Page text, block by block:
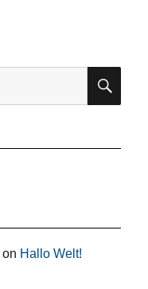
on Hallo Welt!